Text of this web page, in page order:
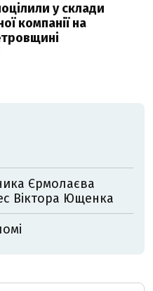
у склади
компанії на
Єрмолаєва
Віктора Ющенка